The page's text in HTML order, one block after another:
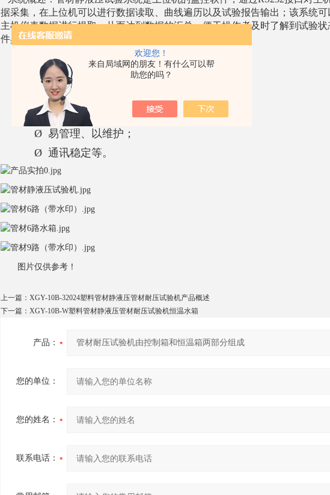
欢迎您！
来自局域网的朋友！有什么可以帮
助您的吗？
据采集，在上位机可以进行数据读取、曲线遍历以及试验报告输出；该系统
主机仪表数据进行提取，从而达到数据的汇总，便于操作者及时了解到试验
件具有以下特点：
便于操作、界面美观；
Ø系统兼容性强；
Ø功能齐全；
Ø数据准确；
Ø 易管理、以维护；
Ø 通讯稳定等。
图片仅供参考！
上一篇： XGY-10B-32024塑料管材静液压管材耐压试验机产品概述
下一篇： XGY-10B-W塑料管材静液压管材耐压试验机恒温水箱
产品：
您的单位：
您的姓名：
联系电话：